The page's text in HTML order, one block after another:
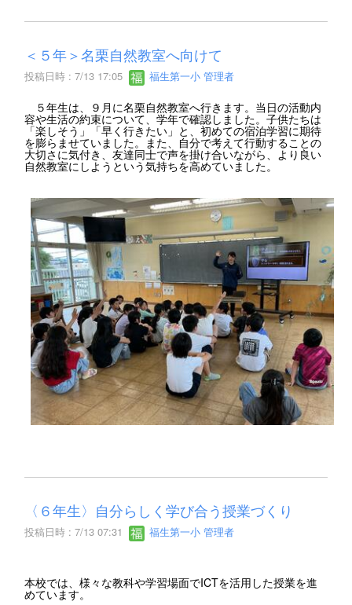
＜５年＞名栗自然教室へ向けて
投稿日時 : 7/13 17:05 福生第一小 管理者
５年生は、９月に名栗自然教室へ行きます。当日の活動内
容や生活の約束について、学年で確認しました。子供たちは
「楽しそう」「早く行きたい」と、初めての宿泊学習に期待
を膨らませていました。また、自分で考えて行動することの
大切さに気付き、友達同士で声を掛け合いながら、より良い
自然教室にしようという気持ちを高めていました。
〈６年生〉自分らしく学び合う授業づくり
投稿日時 : 7/13 07:31 福生第一小 管理者
本校では、様々な教科や学習場面でICTを活用した授業を進
めています。